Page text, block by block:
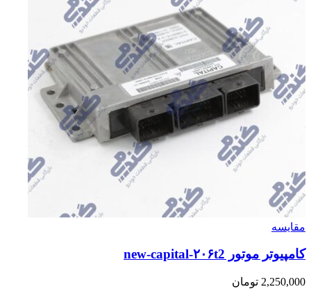
مقایسه
کامپیوتر موتور new-capital-۲۰۶t2
2,250,000 تومان